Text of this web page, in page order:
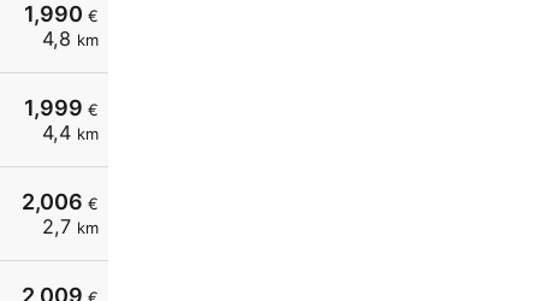
1,990 €
4,8 km
1,999 €
4,4 km
2,006 €
2,7 km
2,009